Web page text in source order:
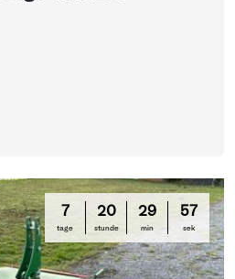
7
tage
20
stunde
29
min
57
sek